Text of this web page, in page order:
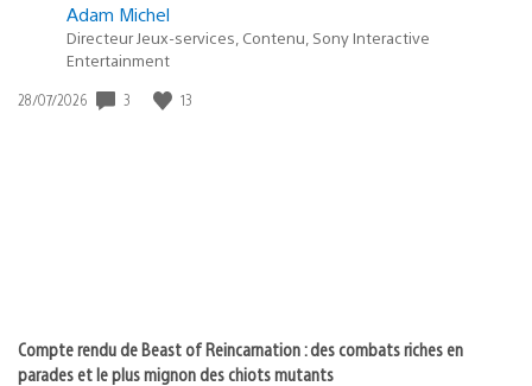
Adam Michel
Directeur Jeux-services, Contenu, Sony Interactive
Entertainment
Date
28/07/2026 3 13
Compte rendu de Beast of Reincarnation : des combats riches en
parades et le plus mignon des chiots mutants